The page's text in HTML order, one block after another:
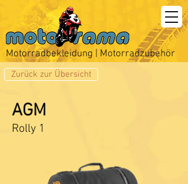
Motorradbekleidung | Motorradzubehör
Zurück zur Übersicht
AGM
Rolly 1